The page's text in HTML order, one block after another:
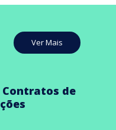
Ver Mais
Contratos de